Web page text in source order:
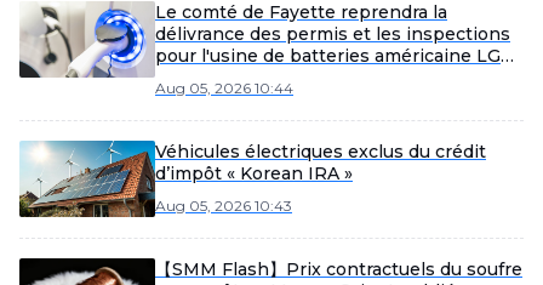
Le comté de Fayette reprendra la
délivrance des permis et les inspections
pour l'usine de batteries américaine LG
Aug 05, 2026 10:44
Véhicules électriques exclus du crédit
d’impôt « Korean IRA »
Aug 05, 2026 10:43
【SMM Flash】Prix contractuels du soufre